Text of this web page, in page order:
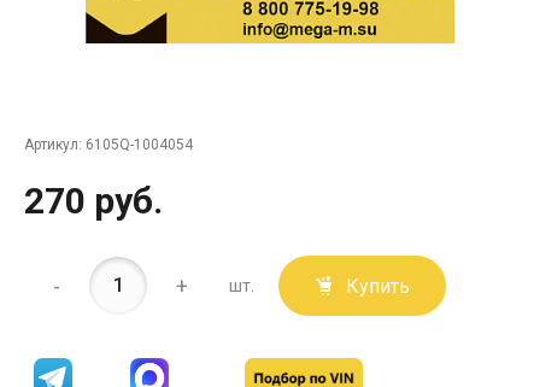
Артикул: 6105Q-1004054
270 руб.
- + шт. Купить